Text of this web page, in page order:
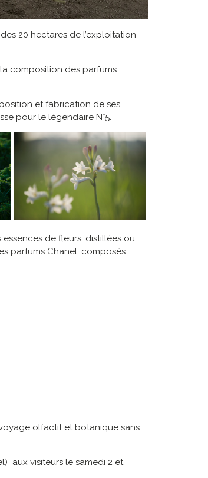
20 hectares de l’exploitation
la composition des parfums
et fabrication de ses
pour le légendaire N°5.
de fleurs, distillées ou
parfums Chanel, composés
olfactif et botanique sans
aux visiteurs le samedi 2 et